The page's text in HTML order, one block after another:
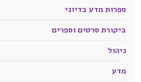
ספרות מדע בדיוני
ביקורת סרטים וספרים
ניהול
מדע